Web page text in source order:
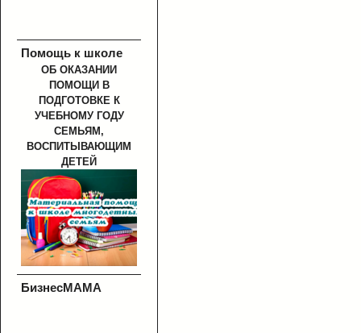
Помощь к школе
ОБ ОКАЗАНИИ
ПОМОЩИ В
ПОДГОТОВКЕ К
УЧЕБНОМУ ГОДУ
СЕМЬЯМ,
ВОСПИТЫВАЮЩИМ
ДЕТЕЙ
БизнесМАМА